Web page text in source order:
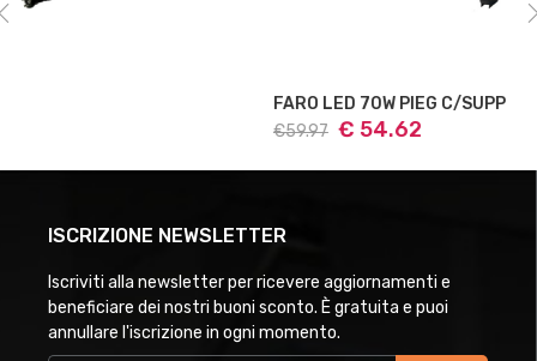
ISCRIZIONE NEWSLETTER
Iscriviti alla newsletter per ricevere aggiornamenti e
beneficiare dei nostri buoni sconto. È gratuita e puoi
annullare l'iscrizione in ogni momento.